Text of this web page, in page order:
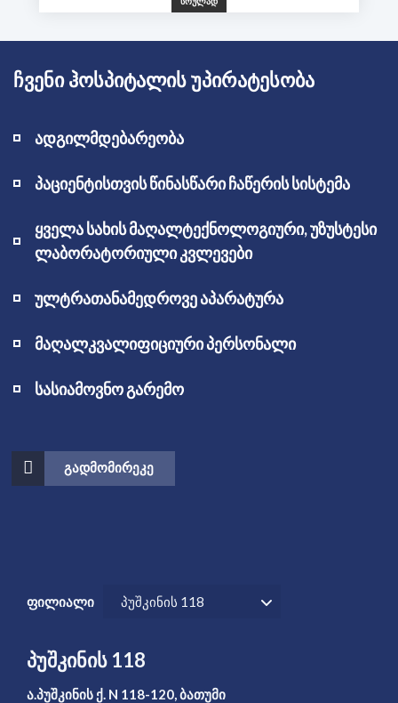
ᲩᲕᲔᲜᲘ ᲰᲝᲡᲞᲘᲢᲐᲚᲘᲡ ᲣᲞᲘᲠᲐᲢᲔᲡᲝᲑᲐ
ადგილმდებარეობა
პაციენტისთვის წინასწარი ჩაწერის სისტემა
ყველა სახის მაღალტექნოლოგიური, უზუსტესი
ლაბორატორიული კვლევები
ულტრათანამედროვე აპარატურა
მაღალკვალიფიციური პერსონალი
სასიამოვნო გარემო
ᲒᲐᲓᲛᲝᲛᲘᲠᲔᲙᲔ
ფილიალი პუშკინის 118
პუშკინის 118
ა.პუშკინის ქ. N 118-120, ბათუმი